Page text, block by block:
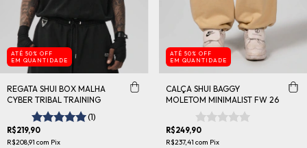
ATÉ 50% OFF
EM QUANTIDADE
REGATA SHUI BOX MALHA
CYBER TRIBAL TRAINING
(1)
R$219,90
R$208,91 com Pix
ATÉ 50% OFF
EM QUANTIDADE
CALÇA SHUI BAGGY
MOLETOM MINIMALIST FW 26
R$249,90
R$237,41 com Pix